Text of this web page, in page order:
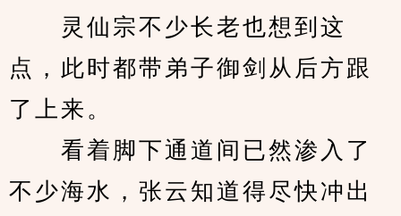
灵仙宗不少长老也想到这
点，此时都带弟子御剑从后方跟
了上来。
看着脚下通道间已然渗入了
不少海水，张云知道得尽快冲出